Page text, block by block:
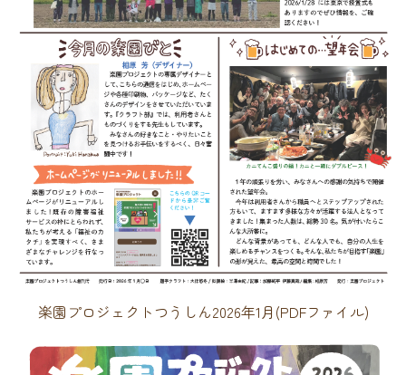
楽園プロジェクトつうしん2026年1月(PDFファイル)